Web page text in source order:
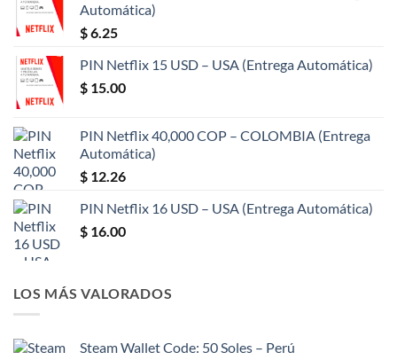
Automática)
$6.25
PIN Netflix 15 USD – USA (Entrega Automática)
$ 15.00
PIN Netflix 40,000 COP – COLOMBIA (Entrega
Automática)
$ 12.26
PIN Netflix 16 USD – USA (Entrega Automática)
$ 16.00
LOS MÁS VALORADOS
Steam Wallet Code: 50 Soles – Perú